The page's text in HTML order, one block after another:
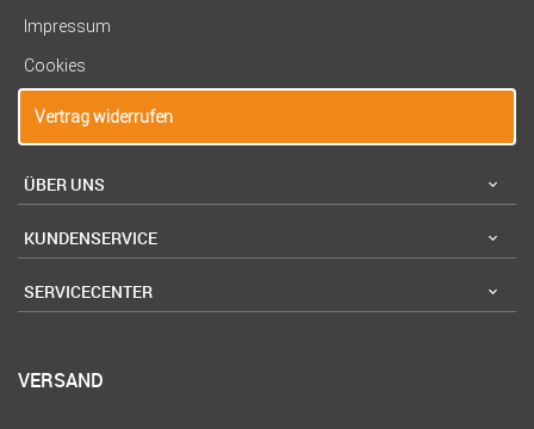
Impressum
Cookies
Vertrag widerrufen
ÜBER UNS
KUNDENSERVICE
SERVICECENTER
VERSAND